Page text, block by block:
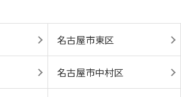
名古屋市東区
名古屋市中村区